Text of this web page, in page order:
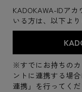
KADOKAWA-IDア
いる方は、以下よ
※すでにお持ちのカ
ントに連携する場
連携」を行ってくだ